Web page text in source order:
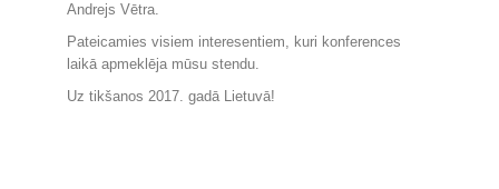
Andrejs Vētra.
Pateicamies visiem interesentiem, kuri konferences
laikā apmeklēja mūsu stendu.
Uz tikšanos 2017. gadā Lietuvā!